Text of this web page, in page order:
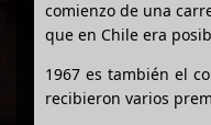
comienzo de una
que en Chile era
1967 es también el
recibieron varios